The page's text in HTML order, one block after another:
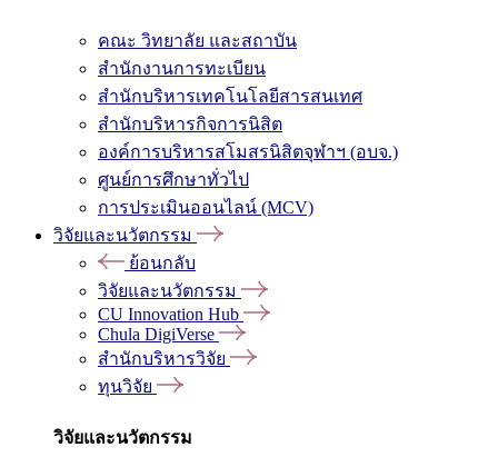
คณะ วิทยาลัย และสถาบัน
สำนักงานการทะเบียน
สำนักบริหารเทคโนโลยีสารสนเทศ
สำนักบริหารกิจการนิสิต
องค์การบริหารสโมสรนิสิตจุฬาฯ (อบจ.)
ศูนย์การศึกษาทั่วไป
การประเมินออนไลน์ (MCV)
วิจัยและนวัตกรรม
ย้อนกลับ
วิจัยและนวัตกรรม
CU Innovation Hub
Chula DigiVerse
สำนักบริหารวิจัย
ทุนวิจัย
วิจัยและนวัตกรรม